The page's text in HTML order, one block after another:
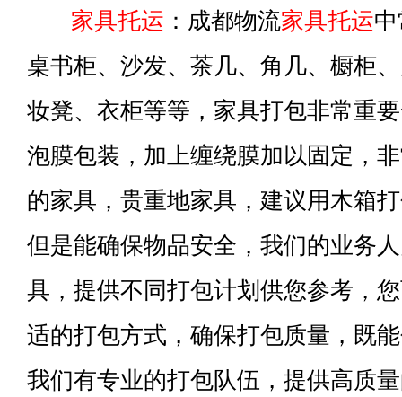
家具托运 ：成都物流家具托运
桌书柜、沙发、茶几、角几、橱柜
妆凳、衣柜等等，家具打包非常重
泡膜包装，加上缠绕膜加以固定，
的家具，贵重地家具，建议用木箱
但是能确保物品安全，我们的业务
具，提供不同打包计划供您参考，
适的打包方式，确保打包质量，既
我们有专业的打包队伍，提供高质